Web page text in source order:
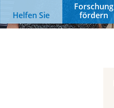
Helfen Sie
Forschung
fördern